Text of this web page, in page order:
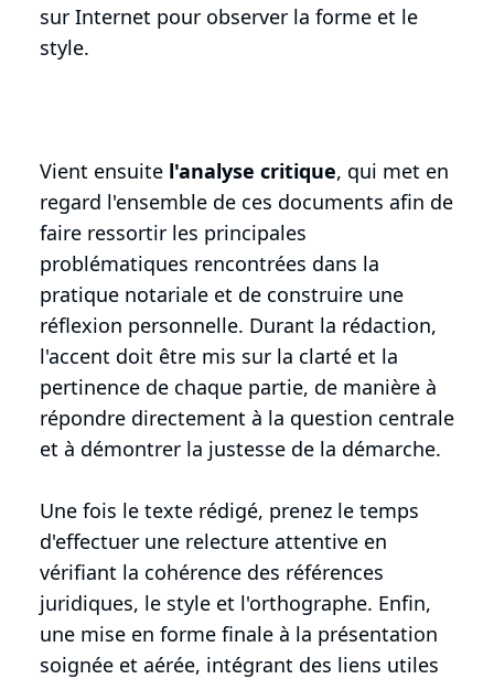
sur Internet pour observer la forme et le
style.
Vient ensuite l'analyse critique, qui met en
regard l'ensemble de ces documents afin de
faire ressortir les principales
problématiques rencontrées dans la
pratique notariale et de construire une
réflexion personnelle. Durant la rédaction,
l'accent doit être mis sur la clarté et la
pertinence de chaque partie, de manière à
répondre directement à la question centrale
et à démontrer la justesse de la démarche.
Une fois le texte rédigé, prenez le temps
d'effectuer une relecture attentive en
vérifiant la cohérence des références
juridiques, le style et l'orthographe. Enfin,
une mise en forme finale à la présentation
soignée et aérée, intégrant des liens utiles